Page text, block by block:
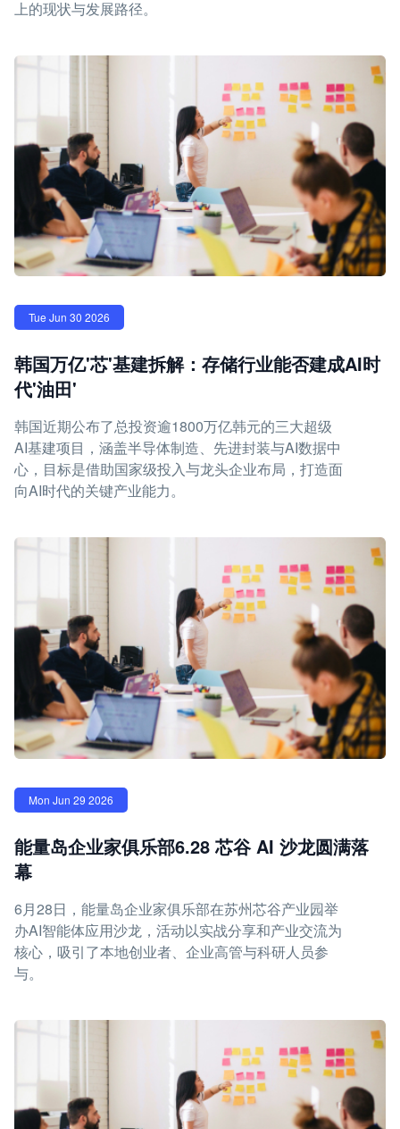
上的现状与发展路径。
Tue Jun 30 2026
韩国万亿'芯'基建拆解：存储行业能否建成AI时
代'油田'
韩国近期公布了总投资逾1800万亿韩元的三大超级
AI基建项目，涵盖半导体制造、先进封装与AI数据中
心，目标是借助国家级投入与龙头企业布局，打造面
向AI时代的关键产业能力。
Mon Jun 29 2026
能量岛企业家俱乐部6.28 芯谷 AI 沙龙圆满落
幕
6月28日，能量岛企业家俱乐部在苏州芯谷产业园举
办AI智能体应用沙龙，活动以实战分享和产业交流为
核心，吸引了本地创业者、企业高管与科研人员参
与。